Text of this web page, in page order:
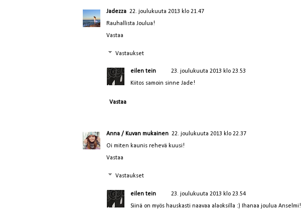
Jadezza 22. joulukuuta 2013 klo 21.47
Rauhallista Joulua!
Vastaa
Vastaukset
eilen tein
23. joulukuuta 2013 klo 23.53
Kiitos samoin sinne Jade!
Vastaa
Anna / Kuvan mukainen 22. joulukuuta 2013 klo 22.37
Oi miten kaunis rehevä kuusi!
Vastaa
Vastaukset
eilen tein
23. joulukuuta 2013 klo 23.54
Siinä on myös hauskasti naavaa alaoksilla :) Ihanaa joulua Anselmi!